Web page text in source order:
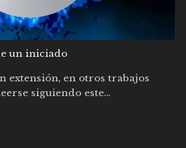
un iniciado
extensión, en otros trabajos
siguiendo este...